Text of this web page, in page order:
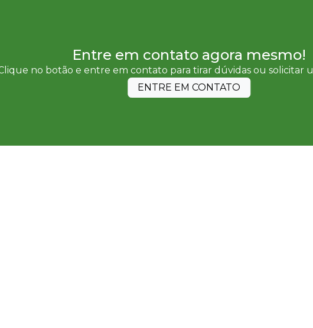
Entre em contato agora mesmo!
no botão e entre em contato para tirar dúvidas ou solicitar
ENTRE EM CONTATO